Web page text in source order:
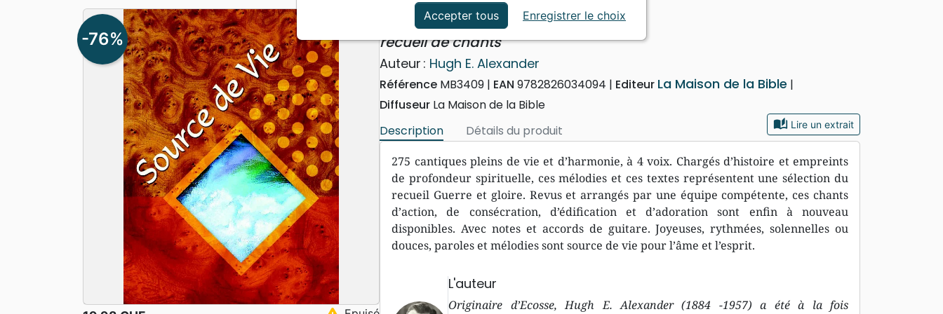
Apologétique
Formation
Événements actuels
Source de vie
recueil de chants
Auteur : Hugh E. Alexander
Référence MB3409 EAN 9782826034094 Editeur La Maison de la Bible
Diffuseur La Maison de la Bible
Description
Détails du produit auto_stories Lire un extrait
275 cantiques pleins de vie et d’harmonie, à 4 voix. Chargés d’histoire et empreints
de profondeur spirituelle, ces mélodies et ces textes représentent une sélection du
recueil Guerre et gloire. Revus et arrangés par une équipe compétente, ces chants
d’action, de consécration, d’édification et d’adoration sont enfin à nouveau
disponibles. Avec notes et accords de guitare. Joyeuses, rythmées, solennelles ou
douces, paroles et mélodies sont source de vie pour l’âme et l’esprit.
L'auteur
Originaire d’Ecosse, Hugh E. Alexander (1884 -1957) a été à la fois
-76%
Accepter tous Enregistrer le choix